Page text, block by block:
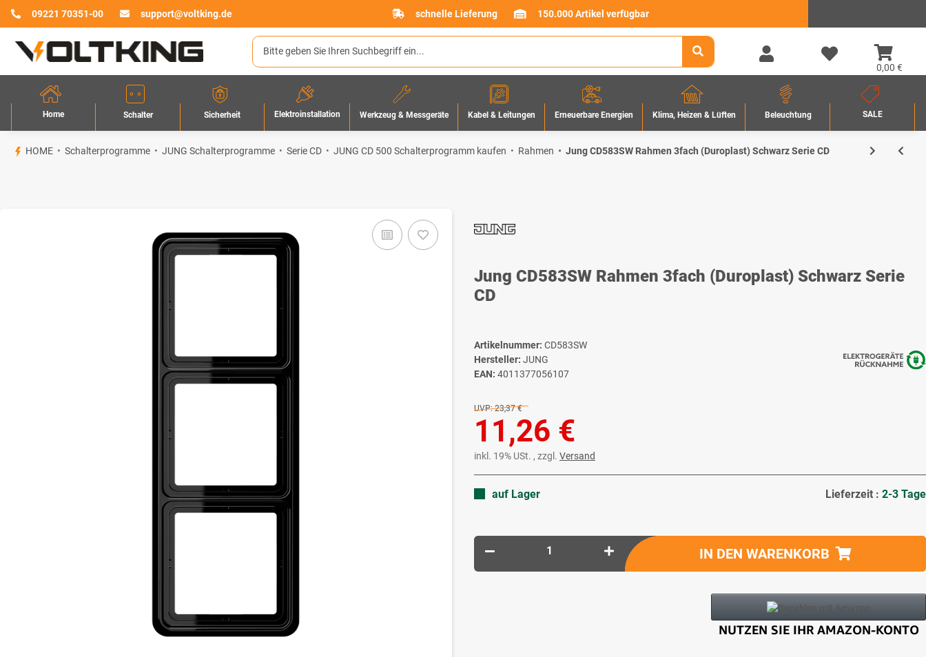
09221 70351-00 support@voltking.de schnelle Lieferung 150.000 Artikel verfügbar
0,00 €
Home Schalter Sicherheit Elektroinstallation Werkzeug & Messgeräte Kabel & Leitungen Erneuerbare Energien Klima, Heizen & Lüften Beleuchtung SALE
HOME Schalterprogramme JUNG Schalterprogramme Serie CD JUNG CD 500 Schalterprogramm kaufen Rahmen Jung CD583SW Rahmen 3fach (Duroplast) Schwarz Serie CD
Jung CD583SW Rahmen 3fach (Duroplast) Schwarz Serie
CD
Artikelnummer: CD583SW
Hersteller: JUNG
EAN: 4011377056107
UVP: 23,37 €
11,26 €
inkl. 19% USt. , zzgl. Versand
auf Lager Lieferzeit : 2-3 Tage
IN DEN WARENKORB